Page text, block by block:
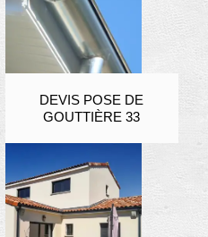
DEVIS POSE DE
GOUTTIÈRE 33